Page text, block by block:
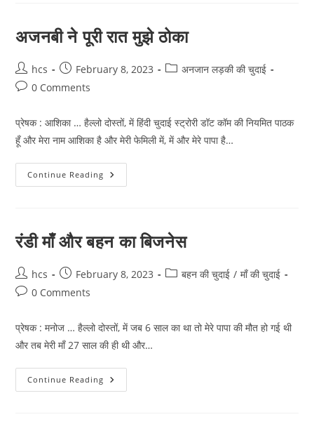
अजनबी ने पूरी रात मुझे ठोका
Post
author:
hcs
Post
published:
February 8, 2023
Postअनजान लड़की की चुदाई
Post0 Comments
प्रेषक : आशिका … हैल्लो दोस्तों, में हिंदी चुदाई स्ट्रोरी डॉट कॉम की नियमित पाठक
हूँ और मेरा नाम आशिका है और मेरी फेमिली में, में और मेरे पापा है…
Continue Reading अजनबी
ने
रंडी माँ और बहन का बिजनेस
Post
author:
hcs
Post
published:
February 8, 2023
Postबहन की चुदाई / माँ की चुदाई
Post0 Comments
प्रेषक : मनोज … हैल्लो दोस्तों, में जब 6 साल का था तो मेरे पापा की मौत हो गई थी
और तब मेरी माँ 27 साल की ही थी और…
Continue Reading रंडी
माँ